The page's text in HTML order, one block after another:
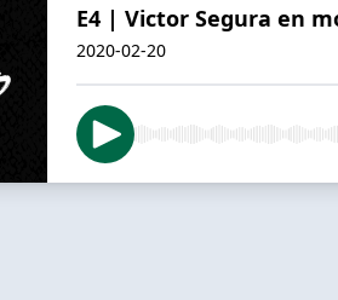
E4 | Victor Segura en
2020-02-20